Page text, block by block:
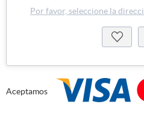
Por favor, seleccione la
Aceptamos